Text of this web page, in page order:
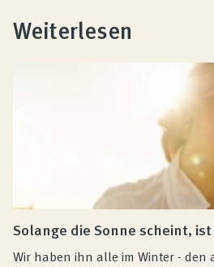
Weiterlesen
Solange die Sonne scheint,
Wir haben ihn alle im Winter - den